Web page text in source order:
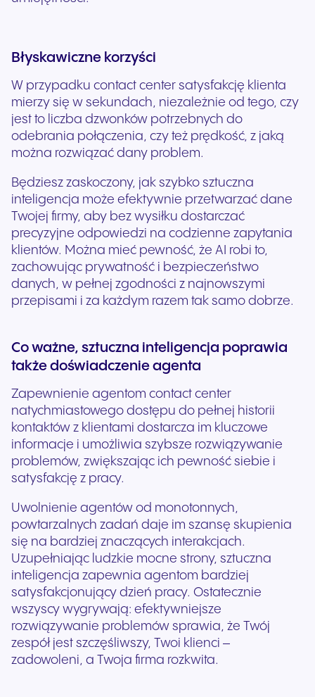
Błyskawiczne korzyści
W przypadku contact center satysfakcję klienta
mierzy się w sekundach, niezależnie od tego, czy
jest to liczba dzwonków potrzebnych do
odebrania połączenia, czy też prędkość, z jaką
można rozwiązać dany problem.
Będziesz zaskoczony, jak szybko sztuczna
inteligencja może efektywnie przetwarzać dane
Twojej firmy, aby bez wysiłku dostarczać
precyzyjne odpowiedzi na codzienne zapytania
klientów. Można mieć pewność, że AI robi to,
zachowując prywatność i bezpieczeństwo
danych, w pełnej zgodności z najnowszymi
przepisami i za każdym razem tak samo dobrze.
Co ważne, sztuczna inteligencja poprawia
także doświadczenie agenta
Zapewnienie agentom contact center
natychmiastowego dostępu do pełnej historii
kontaktów z klientami dostarcza im kluczowe
informacje i umożliwia szybsze rozwiązywanie
problemów, zwiększając ich pewność siebie i
satysfakcję z pracy.
Uwolnienie agentów od monotonnych,
powtarzalnych zadań daje im szansę skupienia
się na bardziej znaczących interakcjach.
Uzupełniając ludzkie mocne strony, sztuczna
inteligencja zapewnia agentom bardziej
satysfakcjonujący dzień pracy. Ostatecznie
wszyscy wygrywają: efektywniejsze
rozwiązywanie problemów sprawia, że Twój
zespół jest szczęśliwszy, Twoi klienci –
zadowoleni, a Twoja firma rozkwita.